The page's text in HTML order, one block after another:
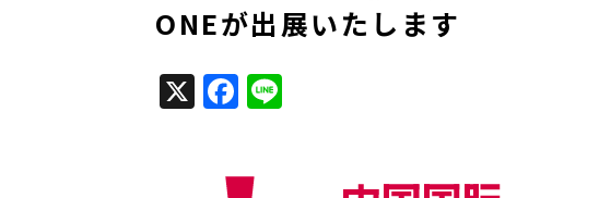
ONEが出展いたします
X Facebook